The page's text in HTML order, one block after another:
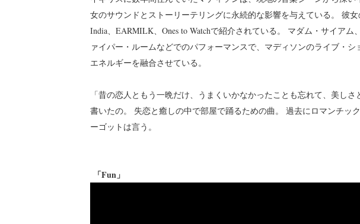
女のサウンドとストーリーテリングに永続的な影響を与えている。 彼女
India、EARMILK、Ones to Watchで紹介されている。 マダム・サイア
ァイパー・ルームなどでのパフォーマンスで、マディソンのライブ・
エネルギーを融合させている。
「昔の恋人ともう一晩だけ、うまくいかなかったことも忘れて、美し
書いたの。 失恋と癒しの中で部屋で踊るための曲。 過去にロマンチッ
ーゴットは言う。
「Fun」